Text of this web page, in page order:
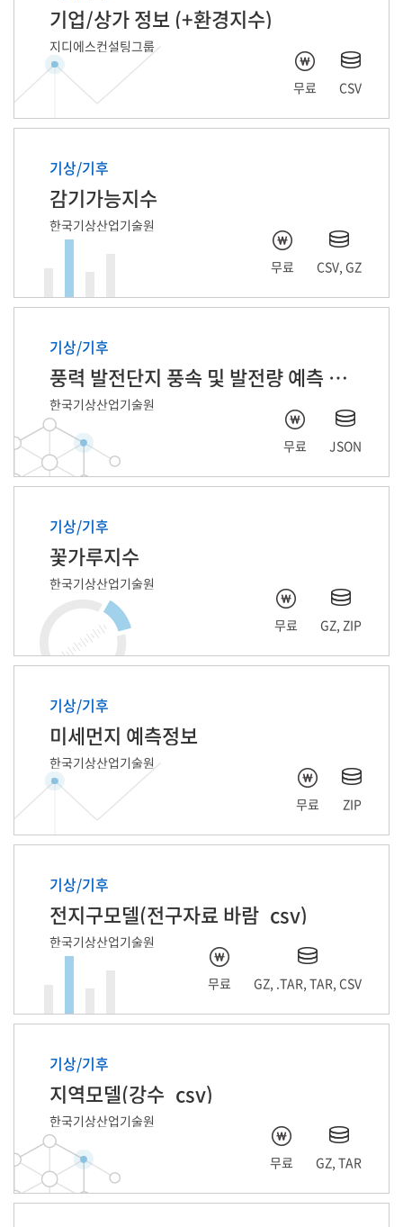
기업/상가 정보 (+환경지수)
지디에스컨설팅그룹
무료 CSV
기상/기후
감기가능지수
한국기상산업기술원
무료 CSV, GZ
기상/기후
풍력 발전단지 풍속 및 발전량 예측 자료
한국기상산업기술원
무료 JSON
기상/기후
꽃가루지수
한국기상산업기술원
무료 GZ, ZIP
기상/기후
미세먼지 예측정보
한국기상산업기술원
무료 ZIP
기상/기후
전지구모델(전구자료 바람_csv)
한국기상산업기술원
무료 GZ, .TAR, TAR, CSV
기상/기후
지역모델(강수_csv)
한국기상산업기술원
무료 GZ, TAR